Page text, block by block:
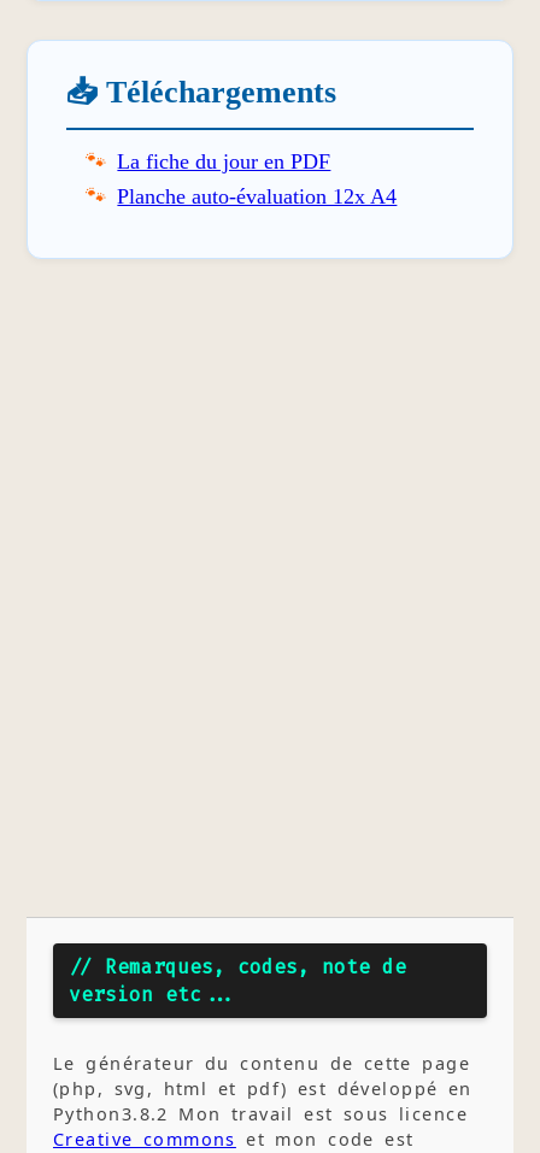
📥 Téléchargements
La fiche du jour en PDF
Planche auto-évaluation 12x A4
// Remarques, codes, note de
version etc...
Le générateur du contenu de cette page
(php, svg, html et pdf) est développé en
Python3.8.2 Mon travail est sous licence
Creative commons et mon code est